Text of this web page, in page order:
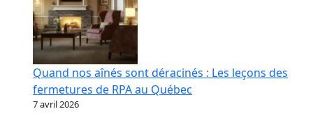
Quand nos aînés sont déracinés : Les leçons des
fermetures de RPA au Québec
7 avril 2026